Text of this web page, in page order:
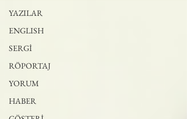
YAZILAR
ENGLISH
SERGİ
RÖPORTAJ
YORUM
HABER